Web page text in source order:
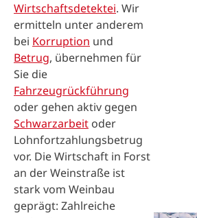
Wirtschaftsdetektei. Wir
ermitteln unter anderem
bei Korruption und
Betrug, übernehmen für
Sie die
Fahrzeugrückführung
oder gehen aktiv gegen
Schwarzarbeit oder
Lohnfortzahlungsbetrug
vor. Die Wirtschaft in Forst
an der Weinstraße ist
stark vom Weinbau
geprägt: Zahlreiche